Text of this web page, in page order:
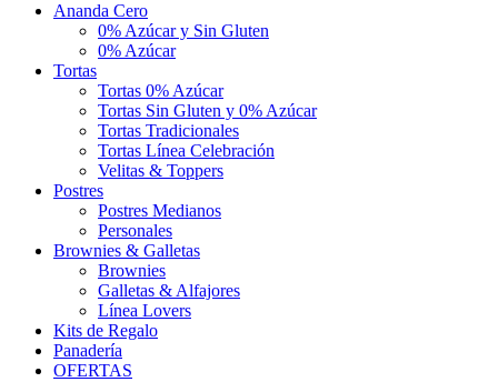
Ananda Cero
0% Azúcar y Sin Gluten
0% Azúcar
Tortas
Tortas 0% Azúcar
Tortas Sin Gluten y 0% Azúcar
Tortas Tradicionales
Tortas Línea Celebración
Velitas & Toppers
Postres
Postres Medianos
Personales
Brownies & Galletas
Brownies
Galletas & Alfajores
Línea Lovers
Kits de Regalo
Panadería
OFERTAS